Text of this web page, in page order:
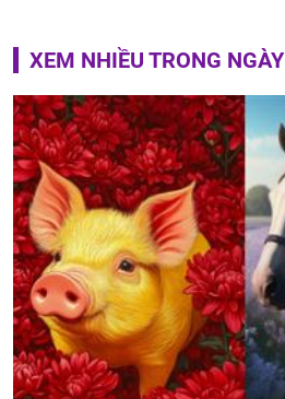
XEM NHIỀU TRONG NGÀY